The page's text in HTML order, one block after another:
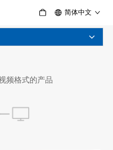
简体中文
频格式的产品